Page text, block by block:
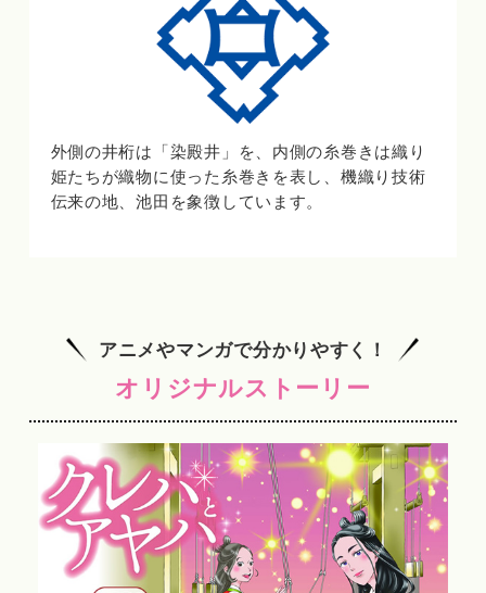
外側の井桁は「染殿井」を、内側の糸巻きは織り
姫たちが織物に使った糸巻きを表し、機織り技術
伝来の地、池田を象徴しています。
アニメやマンガで分かりやすく！
オリジナルストーリー